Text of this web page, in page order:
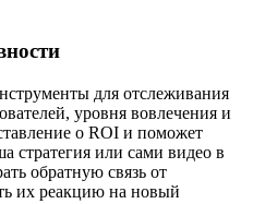
для отслеживания
уровня вовлечения и
о ROI и поможет
стратегия или сами видео в
обратную связь от
их реакцию на новый